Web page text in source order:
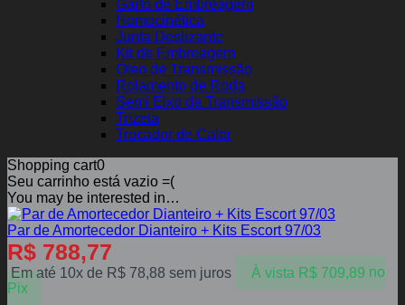
Garfo de Embreagem
Homocinética
Junta Deslizante
Kit de Embreagem
Óleo de Transmissão
Rolamento de Roda
Semi Eixo da Transmissão
Trizeta
Trocador de Calor
Shopping cart0
Seu carrinho está vazio =(
You may be interested in…
Par de Amortecedor Dianteiro + Kits Escort 97/03
R$ 788,77
Em até 10x de R$ 78,88 sem juros À vista R$709,89 no
Pix